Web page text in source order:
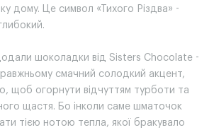
дому. Це символ «Тихого Різдва» -
шоколадки від Sisters Chocolate -
смачний солодкий акцент,
щоб огорнути відчуттям турботи та
щастя. Бо інколи саме шматочок
тією нотою тепла, якої бракувало